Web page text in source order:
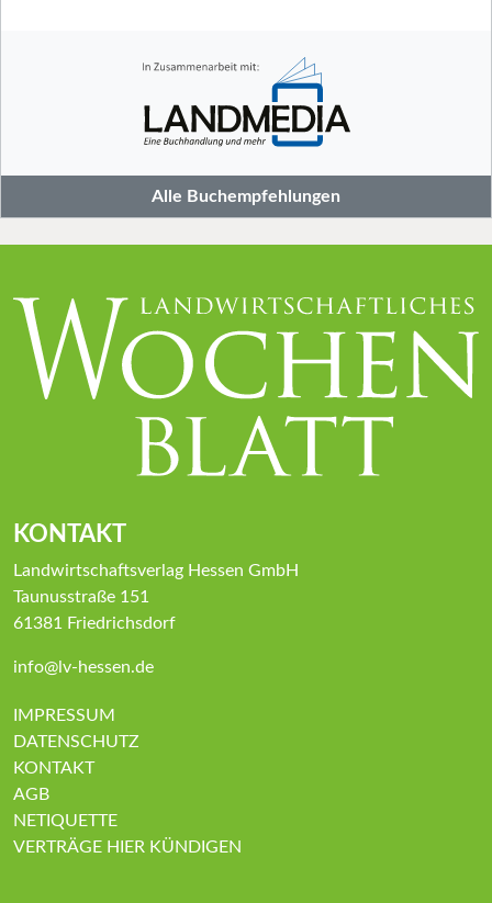
Alle Buchempfehlungen
KONTAKT
Landwirtschaftsverlag Hessen GmbH
Taunusstraße 151
61381 Friedrichsdorf
info@lv-hessen.de
IMPRESSUM
DATENSCHUTZ
KONTAKT
AGB
NETIQUETTE
VERTRÄGE HIER KÜNDIGEN